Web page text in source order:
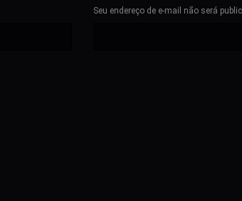
Seu endereço de e-mail não será